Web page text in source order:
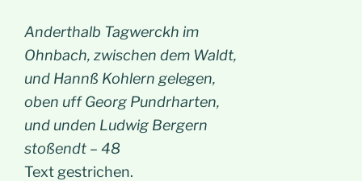
Anderthalb Tagwerckh im
Ohnbach, zwischen dem Waldt,
und Hannß Kohlern gelegen,
oben uff Georg Pundrharten,
und unden Ludwig Bergern
stoßendt – 48
Text gestrichen.